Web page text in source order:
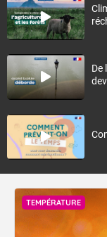
De
TEMPÉRATURE